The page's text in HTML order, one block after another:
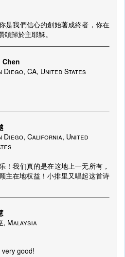
是我們信心的創始著成終者，你在
歸於主耶穌。
Chen
Diego, CA, United States
Diego, California, United
！我们真的是在这地上一无所有，
主在地权益！小排里又唱起这首诗
, Malaysia
good!